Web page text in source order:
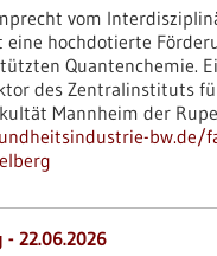
vom
hochdotierte
Quantenchemie.
des Zentralinstituts
Mannheim der
bw.de/
22.06.2026